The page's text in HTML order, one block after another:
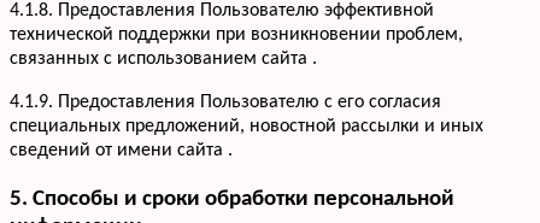
Офисная мебель
Шкафы-купе
Гардеробные
Детская мебель
Портфолио
Акции
О компании
Вакансии
Отзывы
Информация
4.1.8. Предоставления Пользователю эффективной
технической поддержки при возникновении проблем,
связанных с использованием сайта .
4.1.9. Предоставления Пользователю с его согласия
специальных предложений, новостной рассылки и иных
сведений от имени сайта .
5. Способы и сроки обработки персональной